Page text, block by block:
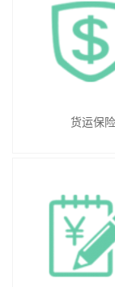
货运保险